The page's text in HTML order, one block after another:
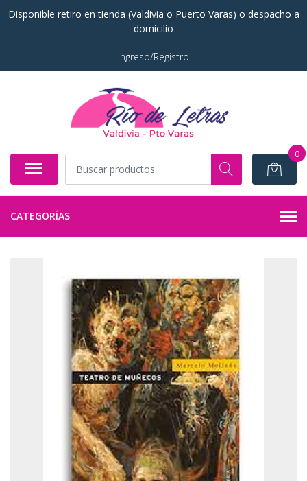
Disponible retiro en tienda (Valdivia o Puerto Varas) o despacho a
domicilio
Ingreso/Registro
0
CATEGORÍAS